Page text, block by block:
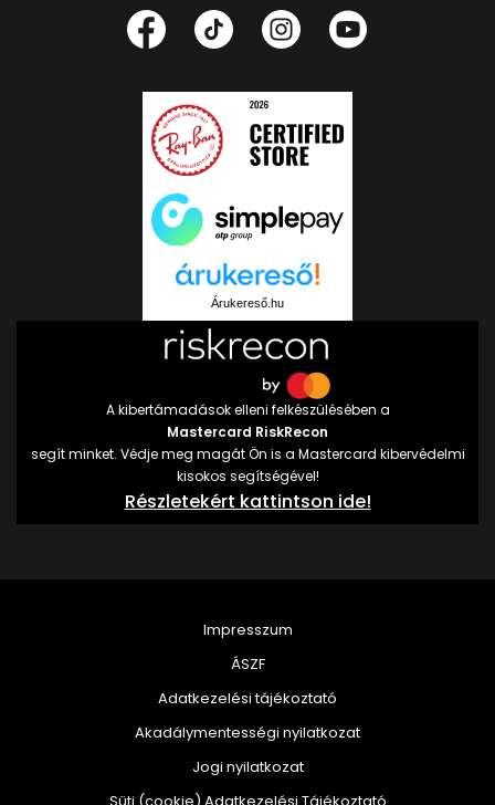
Árukereső.hu
A kibertámadások elleni felkészülésében a
Mastercard RiskRecon
segít minket. Védje meg magát Ön is a Mastercard kibervédelmi
kisokos segítségével!
Részletekért kattintson ide!
Impresszum
ÁSZF
Adatkezelési tájékoztató
Akadálymentességi nyilatkozat
Jogi nyilatkozat